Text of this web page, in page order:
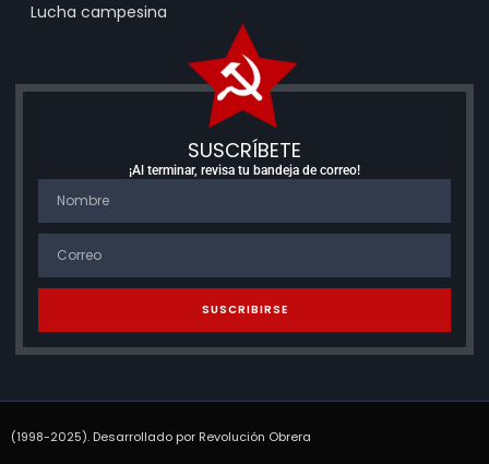
Lucha campesina
SUSCRÍBETE
¡Al terminar, revisa tu bandeja de correo!
SUSCRIBIRSE
(1998-2025). Desarrollado por Revolución Obrera